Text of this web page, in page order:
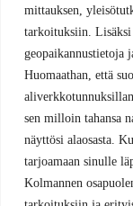
mittauksen,
tarkoituksiin. Lisäksi
geopaikannustietoja
Huomaathan, että
sen milloin tahansa
näyttösi alaosasta.
tarjoamaan sinulle
Kolmannen